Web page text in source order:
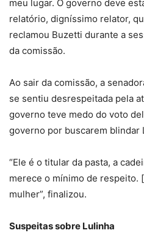
meu lugar. O governo deve
relatório, digníssimo relator,
reclamou Buzetti durante a
da comissão.
Ao sair da comissão, a
se sentiu desrespeitada pela
governo teve medo do voto
governo por buscarem blindar
“Ele é o titular da pasta, a
merece o mínimo de respeito.
mulher”, finalizou.
Suspeitas sobre Lulinha